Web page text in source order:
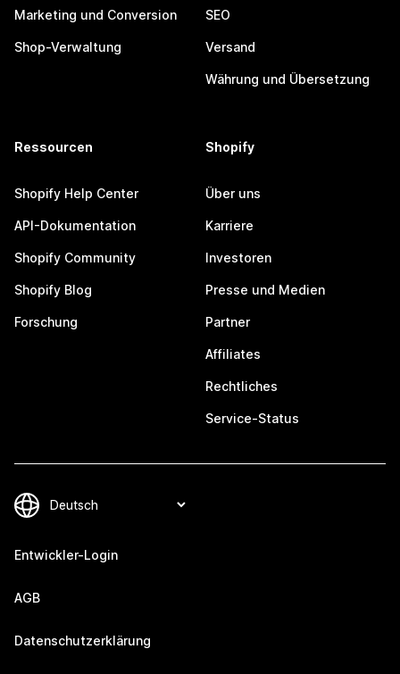
Marketing und Conversion
Shop-Verwaltung
SEO
Versand
Währung und Übersetzung
Ressourcen
Shopify Help Center
API-Dokumentation
Shopify Community
Shopify Blog
Forschung
Shopify
Über uns
Karriere
Investoren
Presse und Medien
Partner
Affiliates
Rechtliches
Service-Status
Entwickler-Login
AGB
Datenschutzerklärung